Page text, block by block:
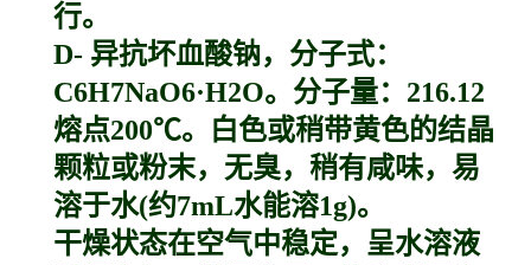
行。
D- 异抗坏血酸钠，分子式：
C6H7NaO6·H2O。分子量：216.12
熔点200℃。白色或稍带黄色的结晶
颗粒或粉末，无臭，稍有咸味，易
溶于水(约7mL水能溶1g)。
干燥状态在空气中稳定，呈水溶液